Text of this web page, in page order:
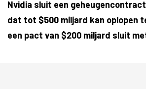
Nvidia sluit een
dat tot $500 miljard kan oplopen
een pact van $200 miljard sluit